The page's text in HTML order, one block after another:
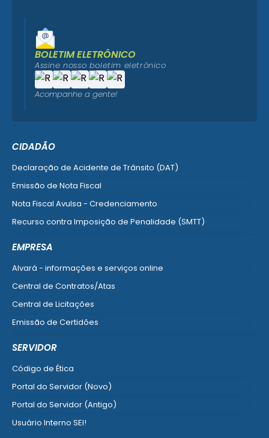
CIDADÃO
Declaração de Acidente de Trânsito (DAT)
Emissão de Nota Fiscal
Nota Fiscal Avulsa - Credenciamento
Recurso contra Imposição de Penalidade (SMTT)
EMPRESA
Alvará - informações e serviços online
Central de Contratos/Atas
Central de Licitações
Emissão de Certidões
SERVIDOR
Código de Ética
Portal do Servidor (Novo)
Portal do Servidor (Antigo)
Usuário Interno SEI!
BOLETIM ELETRÔNICO
Assine nosso boletim eletrônico
Acompanhe a gente!